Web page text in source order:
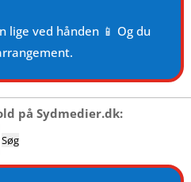
lige ved hånden 📱 Og du
på Sydmedier.dk: